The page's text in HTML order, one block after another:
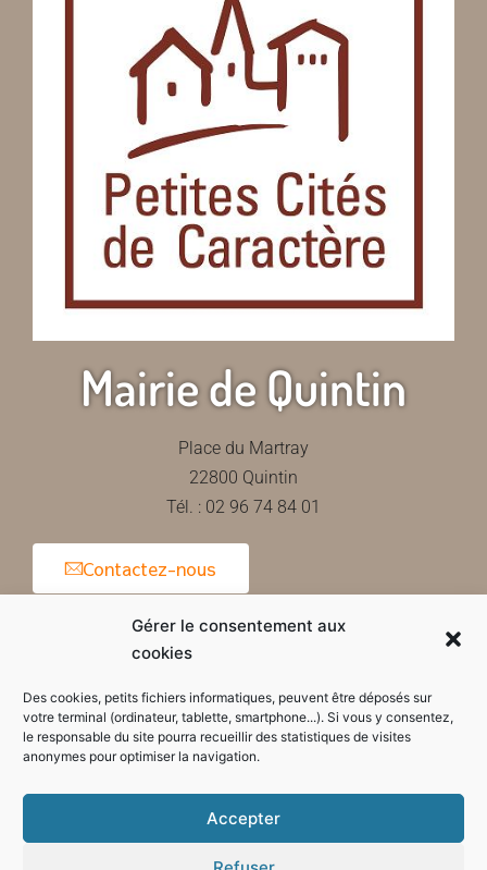
Gérer le consentement aux
cookies
Des cookies, petits fichiers informatiques, peuvent être déposés sur
votre terminal (ordinateur, tablette, smartphone...). Si vous y consentez,
le responsable du site pourra recueillir des statistiques de visites
anonymes pour optimiser la navigation.
Accepter
Mairie de Quintin
Place du Martray
22800 Quintin
Tél. : 02 96 74 84 01
Contactez-nous
Horaires d'ouverture de la mairie